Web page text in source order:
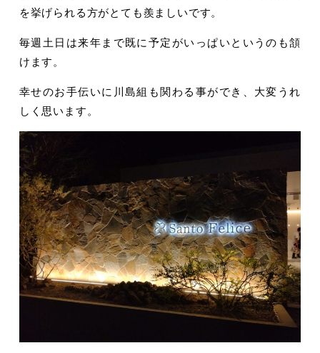
を挙げられる方がとても羨ましいです。
毎週土日は来年まで既に予定がいっぱいというのも頷
けます。
幸せのお手伝いに川島組も関わる事ができ、大変うれ
しく思います。